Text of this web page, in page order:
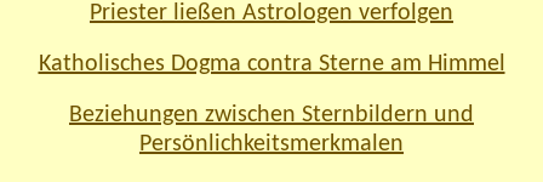
Priester ließen Astrologen verfolgen
Katholisches Dogma contra Sterne am Himmel
Beziehungen zwischen Sternbildern und
Persönlichkeitsmerkmalen